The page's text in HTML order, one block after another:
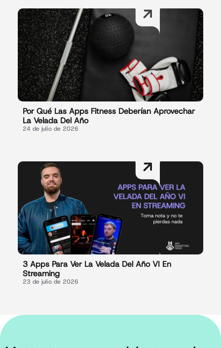
Por Qué Las Apps Fitness Deberían Aprovechar
La Velada Del Año
24 de julio de 2026
3 Apps Para Ver La Velada Del Año VI En
Streaming
23 de julio de 2026